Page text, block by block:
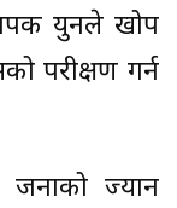
युनले खोप
परीक्षण गर्न
जनाको ज्यान